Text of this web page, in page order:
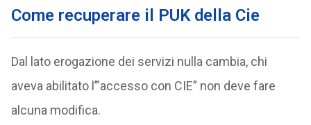
Come recuperare il PUK della Cie
Dal lato erogazione dei servizi nulla cambia, chi
aveva abilitato l’”accesso con CIE” non deve fare
alcuna modifica.